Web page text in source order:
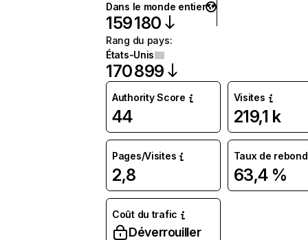
Dans le monde entier
159 180
Rang du pays:
États-Unis
170 899
Authority Score
44
Visites
219,1 k
Pages/Visites
2,8
Taux de rebond
63,4 %
Coût du trafic
Déverrouiller